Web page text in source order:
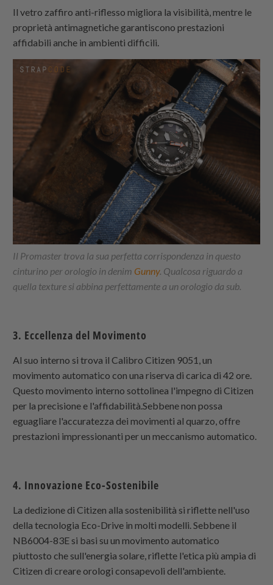
Il vetro zaffiro anti-riflesso migliora la visibilità, mentre le
proprietà antimagnetiche garantiscono prestazioni
affidabili anche in ambienti difficili.
Il Promaster trova la sua perfetta corrispondenza in questo
cinturino per orologio in denim Gunny. Qualcosa riguardo a
quella texture si abbina perfettamente a un orologio da sub.
3. Eccellenza del Movimento
Al suo interno si trova il Calibro Citizen 9051, un
movimento automatico con una riserva di carica di 42 ore.
Questo movimento interno sottolinea l'impegno di Citizen
per la precisione e l'affidabilità.Sebbene non possa
eguagliare l'accuratezza dei movimenti al quarzo, offre
prestazioni impressionanti per un meccanismo automatico.
4. Innovazione Eco-Sostenibile
La dedizione di Citizen alla sostenibilità si riflette nell'uso
della tecnologia Eco-Drive in molti modelli. Sebbene il
NB6004-83E si basi su un movimento automatico
piuttosto che sull'energia solare, riflette l'etica più ampia di
Citizen di creare orologi consapevoli dell'ambiente.